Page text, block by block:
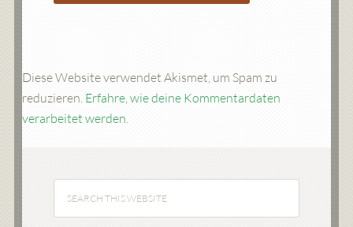
Diese Website verwendet Akismet, um Spam zu
reduzieren. Erfahre, wie deine Kommentardaten
verarbeitet werden.